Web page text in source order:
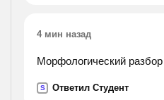
4 мин назад
Морфологический
S Ответил Студент